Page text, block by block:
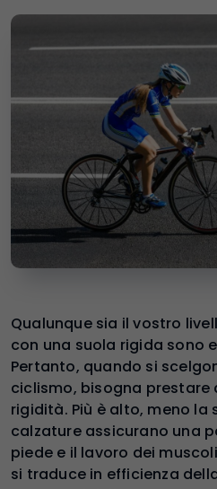
Qualunque sia il vostro
con una suola rigida sono
Pertanto, quando si
ciclismo, bisogna prestare
rigidità. Più è alto, meno la
calzature assicurano una
piede e il lavoro dei
si traduce in efficienza